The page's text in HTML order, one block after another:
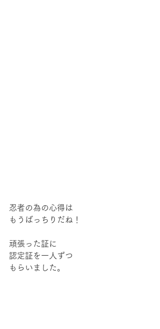
忍者の為の心得は
もうばっちりだね！
頑張った証に
認定証を一人ずつ
もらいました。